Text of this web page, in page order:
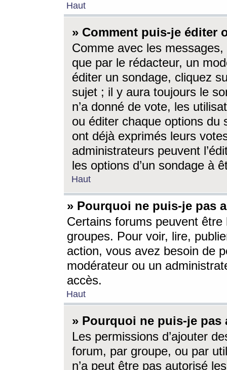
Haut
» Comment puis-je éditer
Comme avec les
que par le rédacteur, un
éditer un sondage, cliquez
sujet ; il y aura toujours le
n’a donné de vote, les
ou éditer chaque options du
ont déjà exprimés leurs
administrateurs peuvent
les options d’un sondage à
Haut
» Pourquoi ne puis-je pas
Certains forums peuvent être
groupes. Pour voir, lire,
action, vous avez besoin de
modérateur ou un
accès.
Haut
» Pourquoi ne puis-je
Les permissions d’ajouter
forum, par groupe, ou par
n’a peut être pas autorisé